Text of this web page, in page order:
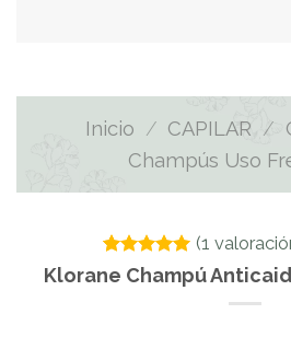
Inicio / CAPILAR /
Champús Uso
Valorado
con5.00
1
(1
Klorane Champú